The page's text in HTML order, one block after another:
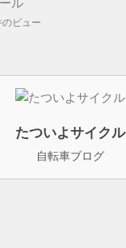
ル
のビュー
たついよサイクル
自転車ブログ